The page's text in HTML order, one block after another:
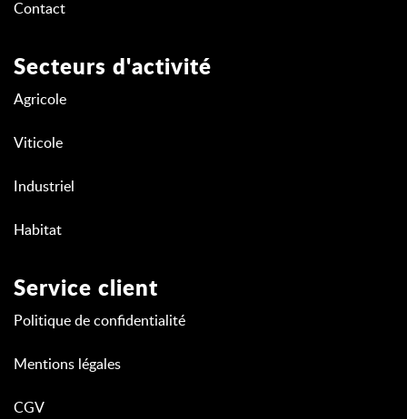
Contact
Secteurs d'activité
Agricole
Viticole
Industriel
Habitat
Service client
Politique de confidentialité
Mentions légales
CGV